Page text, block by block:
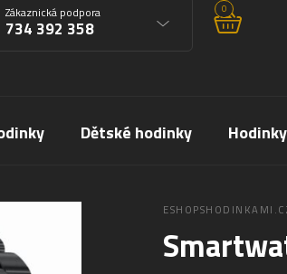
Zákaznická podpora
734 392 358
0
Dětské hodinky Hodinky